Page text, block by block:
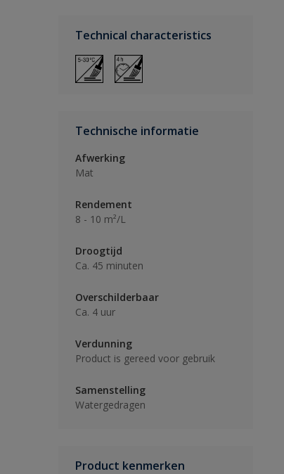
Technical characteristics
Technische informatie
Afwerking
Mat
Rendement
8 - 10 m²/L
Droogtijd
Ca. 45 minuten
Overschilderbaar
Ca. 4 uur
Verdunning
Product is gereed voor gebruik
Samenstelling
Watergedragen
Product kenmerken